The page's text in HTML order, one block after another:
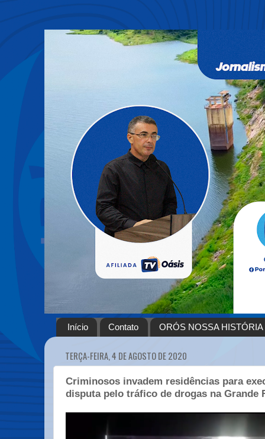
Início Contato ORÓS NOSSA HISTÓRIA
TERÇA-FEIRA, 4 DE AGOSTO DE 2020
Criminosos invadem residências para
disputa pelo tráfico de drogas na Grande